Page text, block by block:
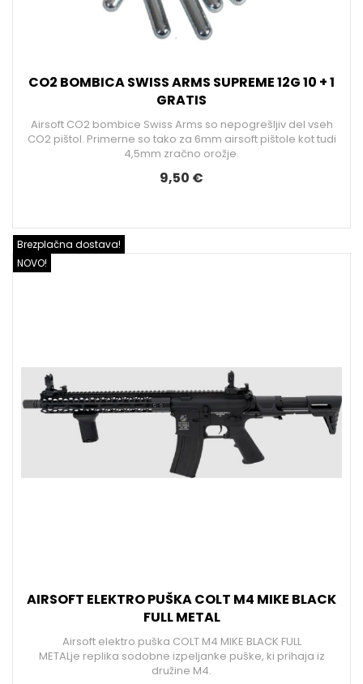
CO2 BOMBICA SWISS ARMS SUPREME 12G 10 + 1
GRATIS
Airsoft CO2 bombice Swiss Arms so nepogrešljiv del vseh
CO2 pištol. Primerne so tako za 6mm airsoft pištole kot tudi
4,5mm zračno orožje.
9,50 €
NOVO!
Brezplačna dostava!
AIRSOFT ELEKTRO PUŠKA COLT M4 MIKE BLACK
FULL METAL
Airsoft elektro puška COLT M4 MIKE BLACK FULL
METALje replika sodobne izpeljanke puške, ki prihaja iz
družine M4.